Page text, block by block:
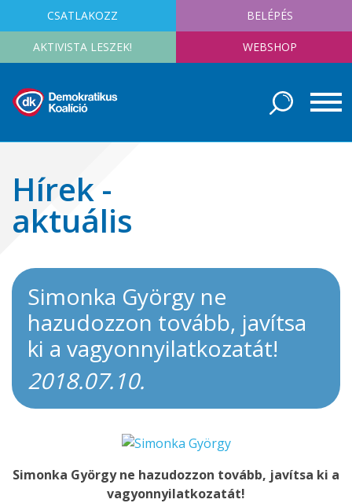
CSATLAKOZZ BELÉPÉS
AKTIVISTA LESZEK! WEBSHOP
Hírek -
aktuális
Simonka György ne
hazudozzon tovább, javítsa
ki a vagyonnyilatkozatát!
2018.07.10.
Simonka György ne hazudozzon tovább, javítsa ki a
vagyonnyilatkozatát!